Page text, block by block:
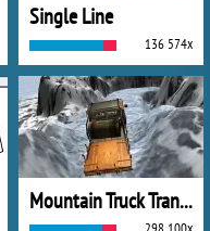
Single Line
136 574x
Mountain Truck Transport